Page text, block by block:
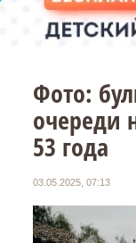
Фото:
очереди
53 года
03.05.2025, 07:13